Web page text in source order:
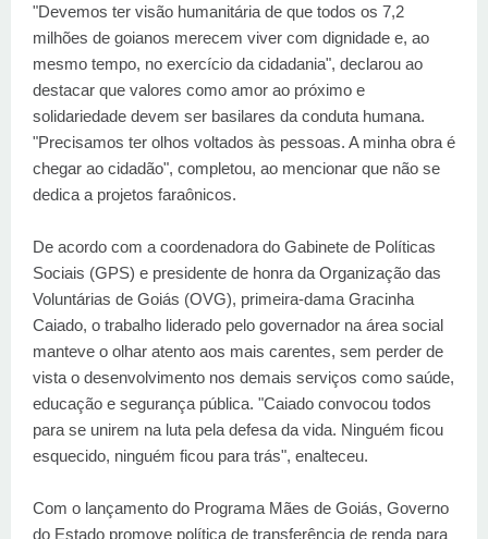
"Devemos ter visão humanitária de que todos os 7,2
milhões de goianos merecem viver com dignidade e, ao
mesmo tempo, no exercício da cidadania", declarou ao
destacar que valores como amor ao próximo e
solidariedade devem ser basilares da conduta humana.
"Precisamos ter olhos voltados às pessoas. A minha obra é
chegar ao cidadão", completou, ao mencionar que não se
dedica a projetos faraônicos.
De acordo com a coordenadora do Gabinete de Políticas
Sociais (GPS) e presidente de honra da Organização das
Voluntárias de Goiás (OVG), primeira-dama Gracinha
Caiado, o trabalho liderado pelo governador na área social
manteve o olhar atento aos mais carentes, sem perder de
vista o desenvolvimento nos demais serviços como saúde,
educação e segurança pública. "Caiado convocou todos
para se unirem na luta pela defesa da vida. Ninguém ficou
esquecido, ninguém ficou para trás", enalteceu.
Com o lançamento do Programa Mães de Goiás, Governo
do Estado promove política de transferência de renda para